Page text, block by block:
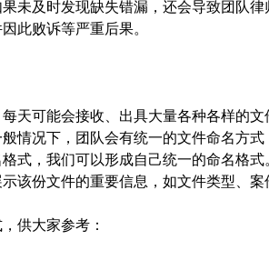
未及时发现缺失错漏，还会导致团队
此败诉等严重后果。
天可能会接收、出具大量各种各样的
情况下，团队会有统一的文件命名方
式，我们可以形成自己统一的命名格
该份文件的重要信息，如文件类型、案
供大家参考：